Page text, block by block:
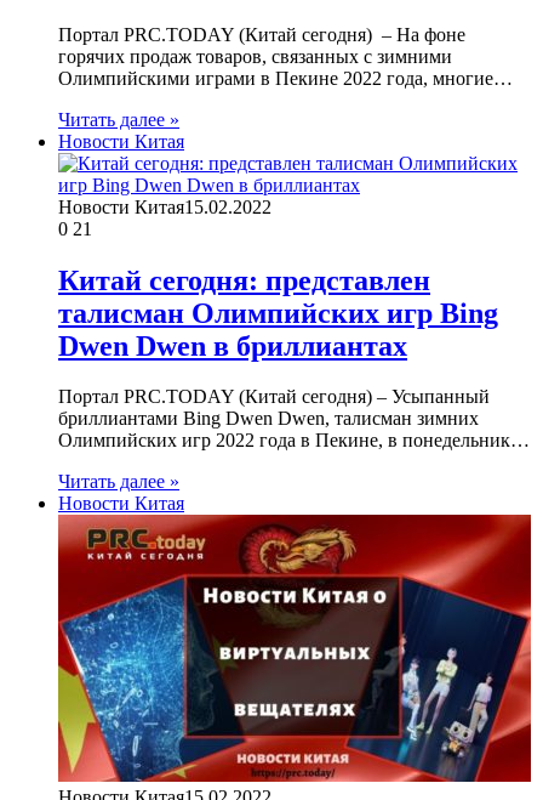
Портал PRC.TODAY (Китай сегодня) – На фоне
горячих продаж товаров, связанных с зимними
Олимпийскими играми в Пекине 2022 года, многие…
Читать далее »
Новости Китая
Новости Китая15.02.2022
0 21
Китай сегодня: представлен
талисман Олимпийских игр Bing
Dwen Dwen в бриллиантах
Портал PRC.TODAY (Китай сегодня) – Усыпанный
бриллиантами Bing Dwen Dwen, талисман зимних
Олимпийских игр 2022 года в Пекине, в понедельник…
Читать далее »
Новости Китая